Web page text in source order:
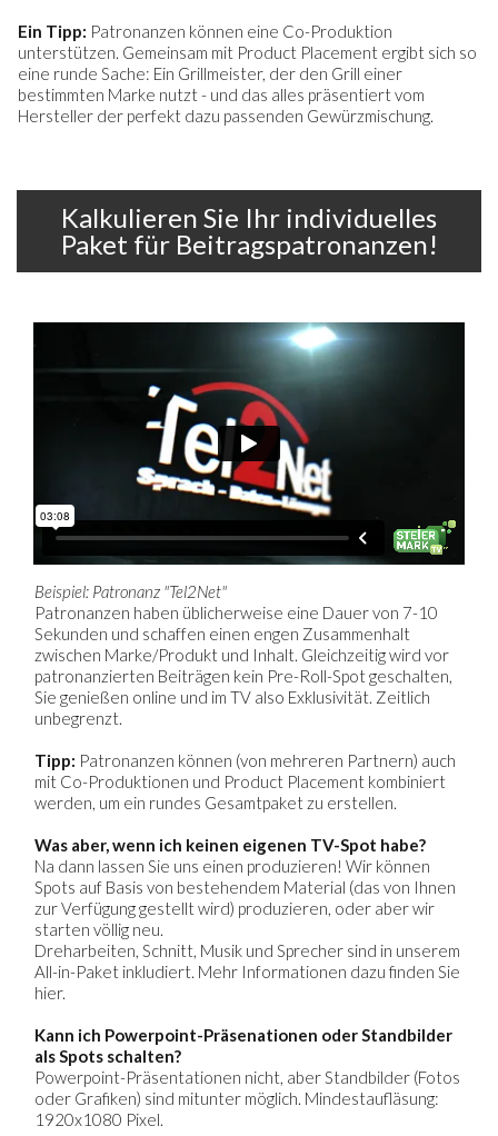
Ein Tipp: Patronanzen können eine Co-Produktion
unterstützen. Gemeinsam mit Product Placement ergibt sich so
eine runde Sache: Ein Grillmeister, der den Grill einer
bestimmten Marke nutzt - und das alles präsentiert vom
Hersteller der perfekt dazu passenden Gewürzmischung.
Kalkulieren Sie Ihr individuelles
Paket für Beitragspatronanzen!
Beispiel: Patronanz "Tel2Net"
Patronanzen haben üblicherweise eine Dauer von 7-10
Sekunden und schaffen einen engen Zusammenhalt
zwischen Marke/Produkt und Inhalt. Gleichzeitig wird vor
patronanzierten Beiträgen kein Pre-Roll-Spot geschalten,
Sie genießen online und im TV also Exklusivität. Zeitlich
unbegrenzt.
Tipp: Patronanzen können (von mehreren Partnern) auch
mit Co-Produktionen und Product Placement kombiniert
werden, um ein rundes Gesamtpaket zu erstellen.
Was aber, wenn ich keinen eigenen TV-Spot habe?
Na dann lassen Sie uns einen produzieren! Wir können
Spots auf Basis von bestehendem Material (das von Ihnen
zur Verfügung gestellt wird) produzieren, oder aber wir
starten völlig neu.
Dreharbeiten, Schnitt, Musik und Sprecher sind in unserem
All-in-Paket inkludiert. Mehr Informationen dazu finden Sie
hier.
Kann ich Powerpoint-Präsenationen oder Standbilder
als Spots schalten?
Powerpoint-Präsentationen nicht, aber Standbilder (Fotos
oder Grafiken) sind mitunter möglich. Mindestaufläsung:
1920x1080 Pixel.